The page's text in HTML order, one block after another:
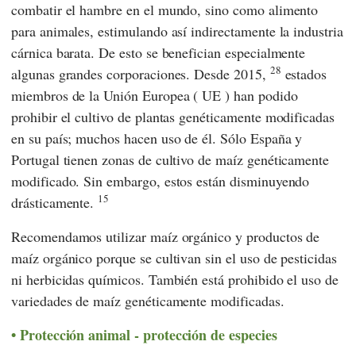
combatir el hambre en el mundo, sino como alimento
para animales, estimulando así indirectamente la industria
cárnica barata. De esto se benefician especialmente
algunas grandes corporaciones. Desde 2015, 28 estados
miembros de laUnión Europea(UE ) han podido
prohibir el cultivo de plantas genéticamente modificadas
en su país; muchos hacen uso de él. Sólo España y
Portugal tienen zonas de cultivo de maíz genéticamente
modificado. Sin embargo, estos están disminuyendo
drásticamente. 15
Recomendamos utilizar maíz orgánico y productos de
maíz orgánico porque se cultivan sin el uso de pesticidas
ni herbicidas químicos. También está prohibido el uso de
variedades de maíz genéticamente modificadas.
Protección animal - protección de especies